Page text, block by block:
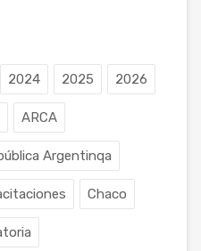
2024 2025 2026
ARCA
Argentinqa
Chaco